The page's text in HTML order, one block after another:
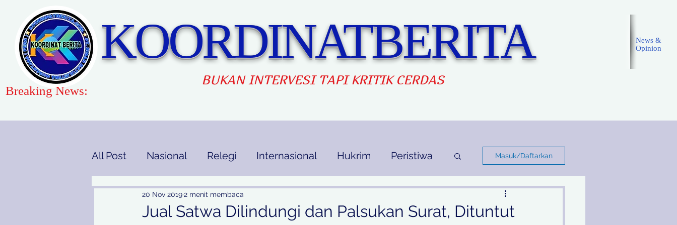
KOORDINATBERITA
BUKAN INTERVESI TAPI KRITIK CERDAS
News &
Opinion
Breaking News:
All Post Nasional Relegi Internasional Hukrim Peristiwa
Gaya Hidup Pendidikan
Masuk/Daftarkan
Jual Satwa Dilindungi dan Palsukan Surat, Dituntut
20 Nov 20192 menit membaca